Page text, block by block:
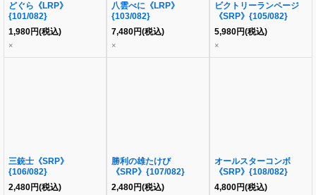
どぐら《LRP》
{101/082}
1,980円(税込)
×
八雲べに《LRP》
{103/082}
7,480円(税込)
×
ビクトリーランページ
《SRP》{105/082}
5,980円(税込)
×
三銃士《SRP》
{106/082}
2,480円(税込)
勝利の雄たけび
《SRP》{107/082}
2,480円(税込)
オールスターコンボ
《SRP》{108/082}
4,800円(税込)